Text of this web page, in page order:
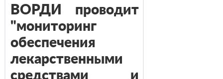
ВОРДИ проводит
"мониторинг
обеспечения
лекарственными
средствами и